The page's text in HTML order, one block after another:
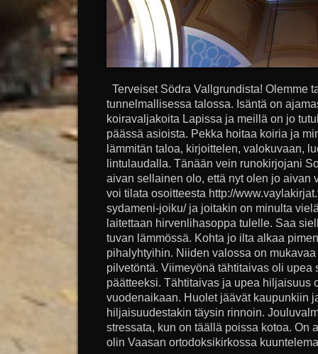
Terveiset Södra Vallgrundista! Olemme
tunnelmallisessa talossa. Isäntä on
koiravaljakoita Lapissa ja meillä on jo
päässä asioista. Pekka hoitaa koiria ja
lämmitän taloa, kirjoittelen, valokuvaan,
lintulaudalla. Tänään vein runokirjojani
aivan sellainen olo, että nyt olen jo aivan
voi tilata osoitteesta http://
sydameni-joiku/ ja joitakin on minulta
laitettaan hirvenlihasoppa tulelle. Saa
tuvan lämmössä. Kohta jo ilta alkaa
pihalyhtyihin. Niiden valossa on
pilvetöntä. Viimeyönä tähtitaivas oli upea
päätteeksi. Tähtitaivas ja upea hiljaisuus
vuodenaikaan. Huolet jäävät kaupunkiin
hiljaisuudestakin täysin rinnoin.
stressata, kun on täällä poissa kotoa. On
olin Vaasan ortodoksikirkossa